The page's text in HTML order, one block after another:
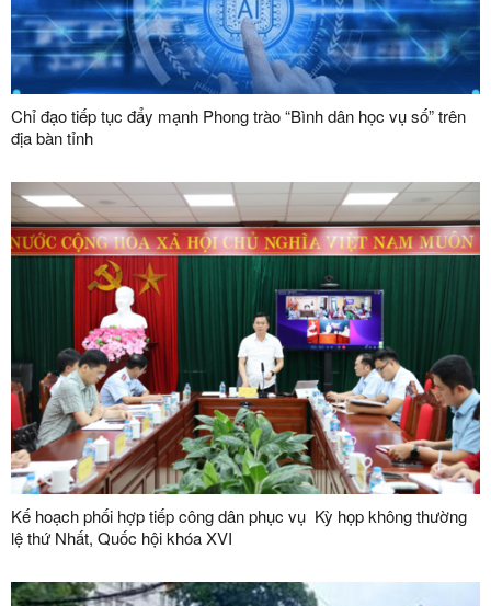
Chỉ đạo tiếp tục đẩy mạnh Phong trào “Bình dân học vụ số” trên
địa bàn tỉnh
Kế hoạch phối hợp tiếp công dân phục vụ Kỳ họp không thường
lệ thứ Nhất, Quốc hội khóa XVI